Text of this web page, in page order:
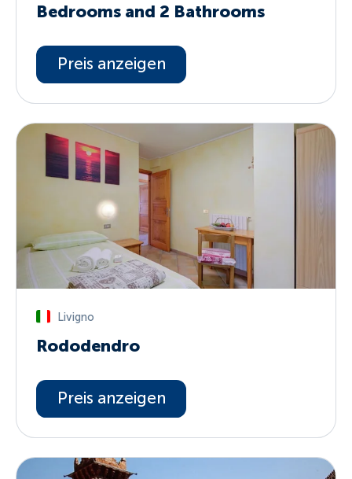
Bedrooms and 2 Bathrooms
Preis anzeigen
Livigno
Rododendro
Preis anzeigen